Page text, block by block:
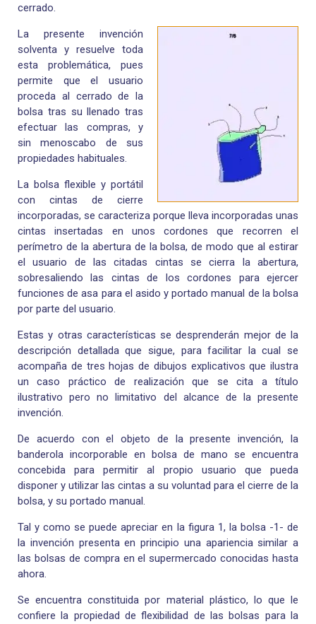
cerrado.
La presente invención
solventa y resuelve toda
esta problemática, pues
permite que el usuario
proceda al cerrado de la
bolsa tras su llenado tras
efectuar las compras, y
sin menoscabo de sus
propiedades habituales.
La bolsa flexible y portátil
con cintas de cierre
incorporadas, se caracteriza porque lleva incorporadas unas
cintas insertadas en unos cordones que recorren el
perímetro de la abertura de la bolsa, de modo que al estirar
el usuario de las citadas cintas se cierra la abertura,
sobresaliendo las cintas de los cordones para ejercer
funciones de asa para el asido y portado manual de la bolsa
por parte del usuario.
Estas y otras características se desprenderán mejor de la
descripción detallada que sigue, para facilitar la cual se
acompaña de tres hojas de dibujos explicativos que ilustra
un caso práctico de realización que se cita a título
ilustrativo pero no limitativo del alcance de la presente
invención.
De acuerdo con el objeto de la presente invención, la
banderola incorporable en bolsa de mano se encuentra
concebida para permitir al propio usuario que pueda
disponer y utilizar las cintas a su voluntad para el cierre de la
bolsa, y su portado manual.
Tal y como se puede apreciar en la figura 1, la bolsa -1- de
la invención presenta en principio una apariencia similar a
las bolsas de compra en el supermercado conocidas hasta
ahora.
Se encuentra constituida por material plástico, lo que le
confiere la propiedad de flexibilidad de las bolsas para la